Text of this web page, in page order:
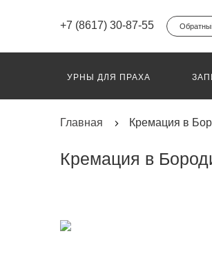
+7 (8617) 30-87-55
УРНЫ ДЛЯ ПРАХА
Главная Кремация в
Кремация в